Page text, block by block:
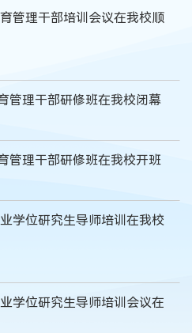
管理干部培训会议在我校顺
管理干部研修班在我校闭幕
管理干部研修班在我校开班
学位研究生导师培训在我校
学位研究生导师培训会议在